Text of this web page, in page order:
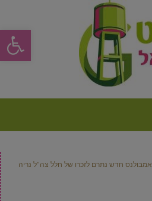
פתח
אמבולנס חדש נתרם לזכרו של חלל צה”ל נריה